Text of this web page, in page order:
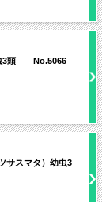
3頭 No.5066
サスマタ）幼虫3